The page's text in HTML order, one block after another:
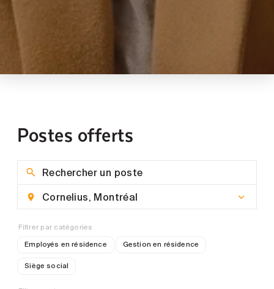
Postes offerts
Filtrer par catégories
Employés en résidence Gestion en résidence
Siège social